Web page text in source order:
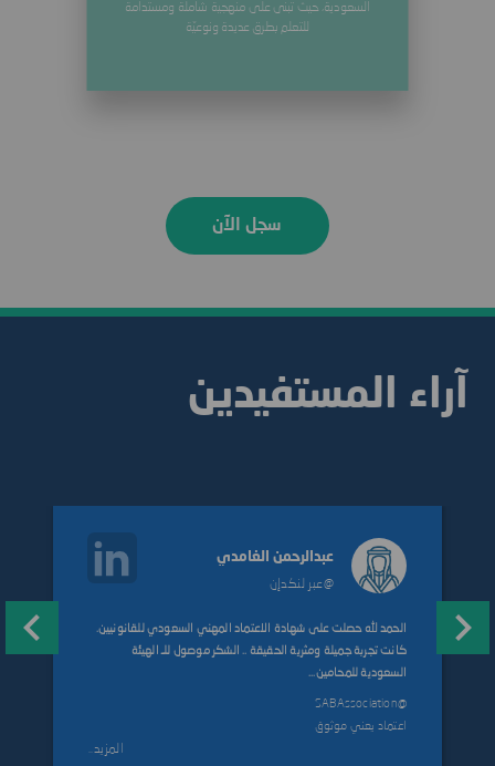
السعودية، حيث تبنى على منهجية شاملة ومستدامة
للتعلم بطرق عديدة ونوعيّة
سجل الآن
آراء المستفيدين
عبدالرحمن الغامدي
@عبر لنكدإن
الحمد لله حصلت على شهادة الاعتماد المهني السعودي للقانونيين.
‏كانت تجربة جميلة ومثرية الحقيقة .. الشكر موصول للـ الهيئة
السعودية للمحامين...
@SABAssociation
اعتماد يعني موثوق
..المزيد